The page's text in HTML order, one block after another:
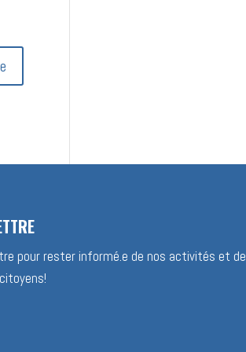
pour rester informé.e de nos activités et de